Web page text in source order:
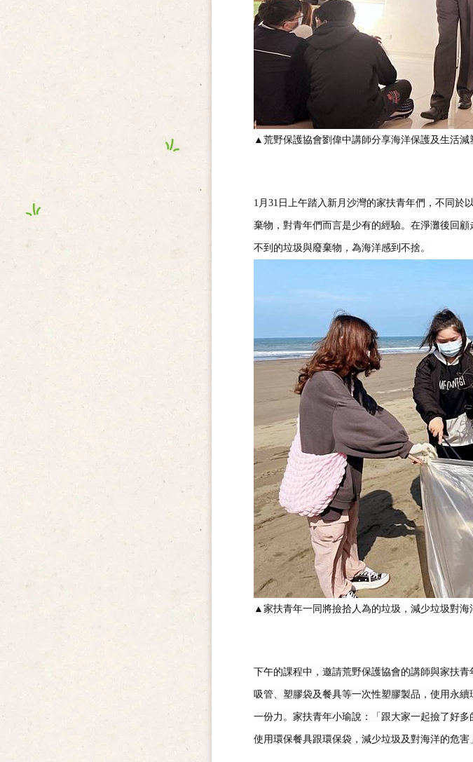
▲ 荒野保護協會劉偉中講師分享海洋保護及生活減
1 月 31 日上午踏入新月沙灣的家扶青年們，不同於
棄物，對青年們而言是少有的經驗。在淨灘後回
不到的垃圾與廢棄物，為海洋感到不捨。
▲ 家扶青年一同將撿拾人為的垃圾，減少垃圾對海
下午的課程中，邀請荒野保護協會的講師與家扶
吸管、塑膠袋及餐具等一次性塑膠製品，使用永
一份力。家扶青年小瑜說：「跟大家一起撿了好
使用環保餐具跟環保袋，減少垃圾及對海洋的危害